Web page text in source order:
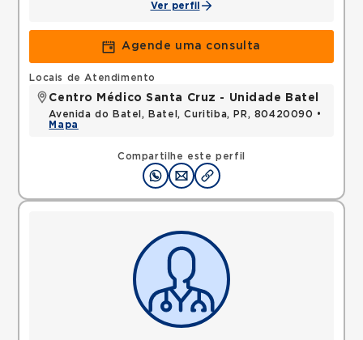
Ver perfil
Agende uma consulta
Compartilhe este perfil
Locais de Atendimento
Centro Médico Santa Cruz - Unidade Batel
Avenida do Batel, Batel, Curitiba, PR, 80420090 •
Mapa